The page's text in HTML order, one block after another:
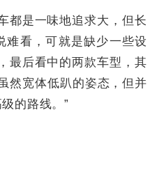
都是一味地追求大，但长
难看，可就是缺少一些设
最后看中的两款车型，其
然宽体低趴的姿态，但并
的路线。”